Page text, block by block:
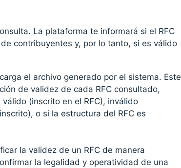
La plataforma te informará si el RFC
contribuyentes y, por lo tanto, si es válido
el archivo generado por el sistema. Este
de validez de cada RFC consultado,
(inscrito en el RFC), inválido
o si la estructura del RFC es
la validez de un RFC de manera
la legalidad y operatividad de una